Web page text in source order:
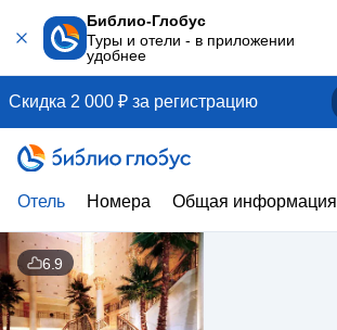
Библио-Глобус
Туры и отели - в приложении
удобнее
Скидка 2 000 ₽ за регистрацию
Отель Номера Общая информация
6.9